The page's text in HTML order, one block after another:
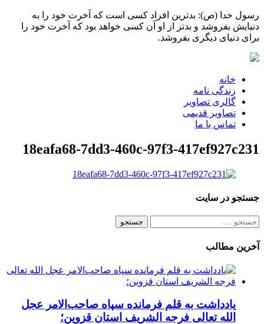
رسول خدا (ص): بدترین افراد کسی است که آخرت خود را به
دنیایش بفروشد و بدتر از او آن کسی خواهد بود که آخرت خود را
برای دنیای دیگری بفروشد.
خانه
زندگی نامه
گالری تصاویر
تصاویر قدیمی
تماس با ما
18eafa68-7dd3-460c-97f3-417ef927c231
جستجو در سایت
جستجو
آخرین مطالب
یادداشت به قلم فرمانده سپاه صاحب‌الامر عجل
الله تعالی فرجه الشریف استان قزوین؛